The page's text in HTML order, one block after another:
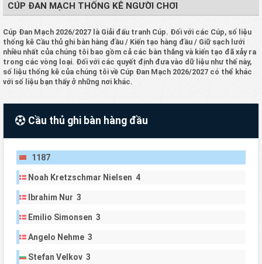
CÚP ĐAN MẠCH THỐNG KÊ NGƯỜI CHƠI
Cúp Đan Mạch 2026/2027 là Giải đấu tranh Cúp. Đối với các Cúp, số liệu
thống kê Cầu thủ ghi bàn hàng đầu / Kiến tạo hàng đầu / Giữ sạch lưới
nhiều nhất của chúng tôi bao gồm cả các bàn thắng và kiến ​​tạo đã xảy ra
trong các vòng loại. Đối với các quyết định đưa vào dữ liệu như thế này,
số liệu thống kê của chúng tôi về Cúp Đan Mạch 2026/2027 có thể khác
với số liệu bạn thấy ở những nơi khác.
Cầu thủ ghi bàn hàng đầu
1187
Noah Kretzschmar Nielsen 4
Ibrahim Nur 3
Emilio Simonsen 3
Angelo Nehme 3
Stefan Velkov 3